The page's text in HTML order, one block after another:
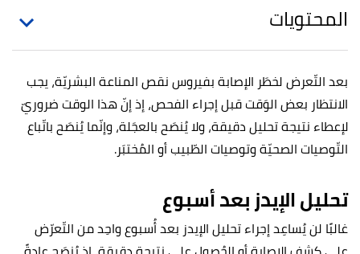
المحتويات
بعد التّعرض لخطَر الإصابة بفيروس نقص المناعة البشريّة، يجب
الانتظار بعض الوَقت قبل إجراء الفحص، إذ إنّ هذا الوقت ضروريّ
لإعطاء نتيجة تحليل دقيقة، ولا يُنصَح بالعجَلة، وإنّما يُنصَح باتّباع
التّوصيات الصحيّة وتوصيات الطّبيب أو المُختبَر.
تحليل الإيدز بعد أسبوع
غالبًا لن يُساعِد إجراء تحليل الإيدز بعد أُسبوع واحِد من التّعرّض